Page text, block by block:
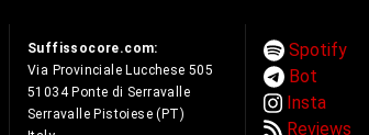
Suffissocore.com:
Via Provinciale Lucchese 505
51034 Ponte di Serravalle
Serravalle Pistoiese (PT)
Spotify
Bot
Insta
Reviews